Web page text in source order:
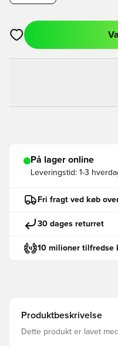
Åbner en Modal til at
På lager online
Leveringstid: 1-3
Fri fragt ved køb
30 dages returret
10 milioner tilfredse
Produktbeskrivelse
Dette produkt er lavet